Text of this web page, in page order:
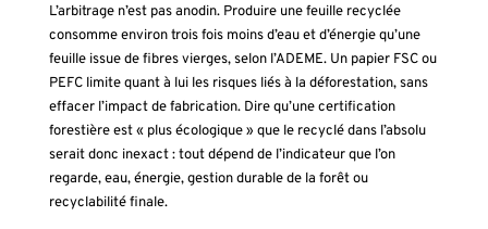
L’arbitrage n’est pas anodin. Produire une feuille recyclée
consomme environ trois fois moins d’eau et d’énergie qu’une
feuille issue de fibres vierges, selon l’ADEME. Un papier FSC ou
PEFC limite quant à lui les risques liés à la déforestation, sans
effacer l’impact de fabrication. Dire qu’une certification
forestière est « plus écologique » que le recyclé dans l’absolu
serait donc inexact : tout dépend de l’indicateur que l’on
regarde, eau, énergie, gestion durable de la forêt ou
recyclabilité finale.